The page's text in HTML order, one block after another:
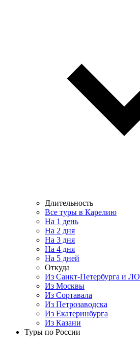
Длительность
Все туры в Карелию
На 1 день
На 2 дня
На 3 дня
На 4 дня
На 5 дней
Откуда
Из Санкт-Петербурга и ЛО
Из Москвы
Из Сортавала
Из Петрозаводска
Из Екатеринбурга
Из Казани
Туры по России